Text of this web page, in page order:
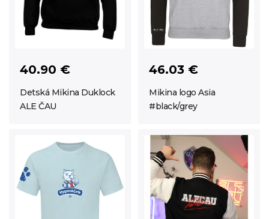
40.90 €
Detská Mikina Duklock
ALE ČAU
46.03 €
Mikina logo Asia
#black/grey